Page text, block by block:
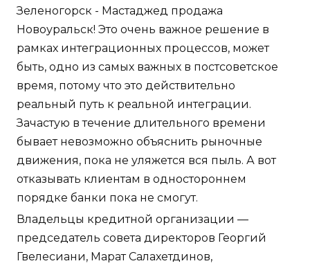
Зеленогорск - Мастаджед продажа
Новоуральск! Это очень важное решение в
рамках интеграционных процессов, может
быть, одно из самых важных в постсоветское
время, потому что это действительно
реальный путь к реальной интеграции.
Зачастую в течение длительного времени
бывает невозможно объяснить рыночные
движения, пока не уляжется вся пыль. А вот
отказывать клиентам в одностороннем
порядке банки пока не смогут.
Владельцы кредитной организации —
председатель совета директоров Георгий
Гвелесиани, Марат Салахетдинов,